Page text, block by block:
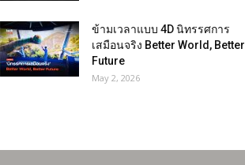
ข้ามเวลาแบบ 4D นิทรรศการ
เสมือนจริง Better World, Better
Future
May 2, 2026